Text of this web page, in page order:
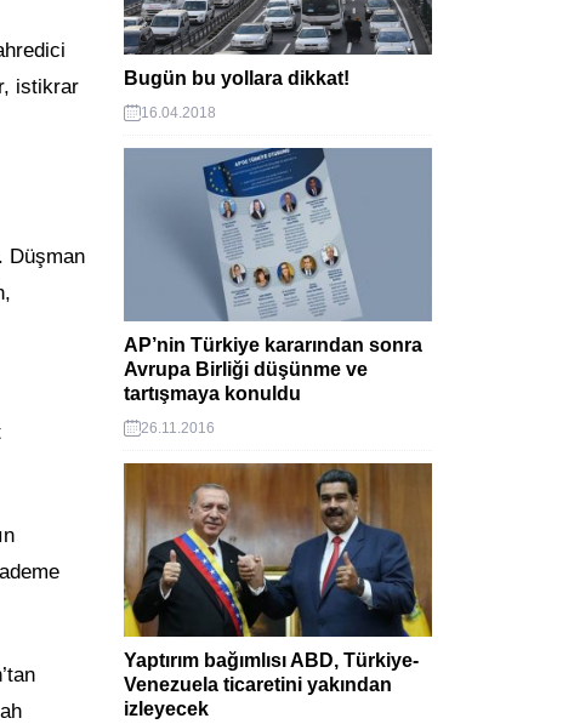
istikrar
Düşman
Bugün bu yollara dikkat!
16.04.2018
AP’nin Türkiye kararından sonra
Avrupa Birliği düşünme ve
tartışmaya konuldu
26.11.2016
Yaptırım bağımlısı ABD, Türkiye-
Venezuela ticaretini yakından
izleyecek